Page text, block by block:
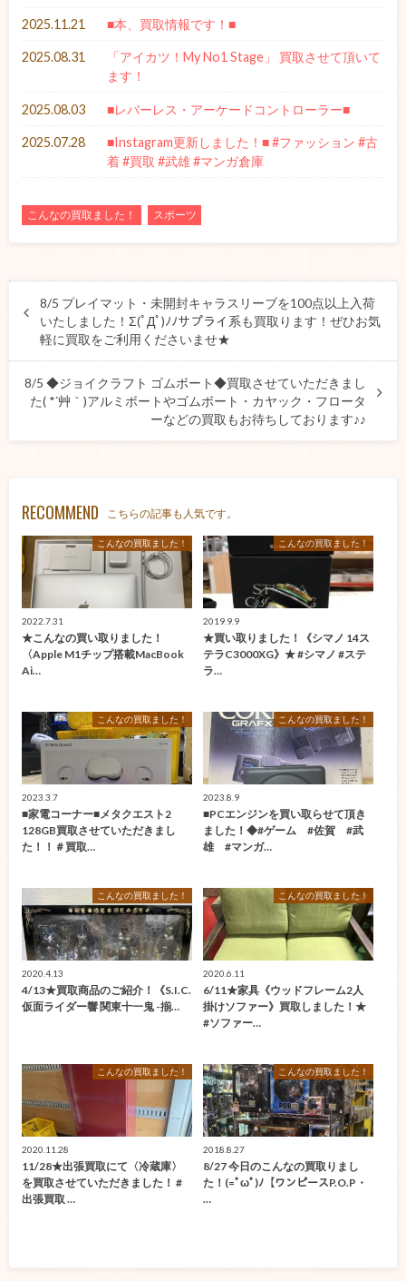
2025.11.21 ■本、買取情報です！■
2025.08.31
「アイカツ！My No1 Stage」 買取させて頂いて
ます！
2025.08.03 ■レバーレス・アーケードコントローラー■
2025.07.28
■Instagram更新しました！■ #ファッション #古
着 #買取 #武雄 #マンガ倉庫
こんなの買取ました！ スポーツ
8/5 プレイマット・未開封キャラスリーブを100点以上入荷
いたしました！Σ(ﾟДﾟ)ﾉﾉサプライ系も買取ります！ぜひお気
軽に買取をご利用くださいませ★
8/5 ◆ジョイクラフト ゴムボート◆買取させていただきまし
た( *´艸｀)アルミボートやゴムボート・カヤック・フロータ
ーなどの買取もお待ちしております♪♪
RECOMMEND こちらの記事も人気です。
こんなの買取ました！
2022.7.31
★こんなの買い取りました！
〈Apple M1チップ搭載MacBook
Ai…
こんなの買取ました！
2019.9.9
★買い取りました！《シマノ 14ス
テラC3000XG》★ #シマノ #ステ
ラ…
こんなの買取ました！
2023.3.7
■家電コーナー■メタクエスト2
128GB買取させていただきまし
た！！＃買取…
こんなの買取ました！
2023.8.9
■PCエンジンを買い取らせて頂き
ました！◆#ゲーム #佐賀 #武
雄 #マンガ…
こんなの買取ました！
2020.4.13
4/13★買取商品のご紹介！《S.I.C.
仮面ライダー響 関東十一鬼 -揃…
こんなの買取ました！
2020.6.11
6/11★家具《ウッドフレーム2人
掛けソファー》買取しました！★
#ソファー…
こんなの買取ました！
2020.11.28
11/28★出張買取にて〈冷蔵庫〉
を買取させていただきました！ #
出張買取 …
こんなの買取ました！
2018.8.27
8/27 今日のこんなの買取りまし
た！(=ﾟωﾟ)ﾉ【ワンピースP.O.P・
…